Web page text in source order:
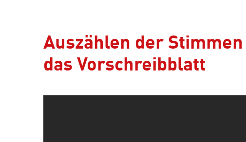
Auszählen der
das Vorschreibblatt